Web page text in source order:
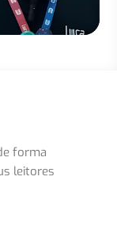
forma
leitores